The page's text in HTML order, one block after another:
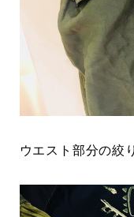
ウエスト部分の絞